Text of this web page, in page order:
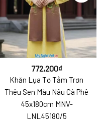
772,200₫
Khăn Lụa Tơ Tằm Trơn
Thêu Sen Màu Nâu Cà Phê
45x180cm MNV-
LNL45180/5